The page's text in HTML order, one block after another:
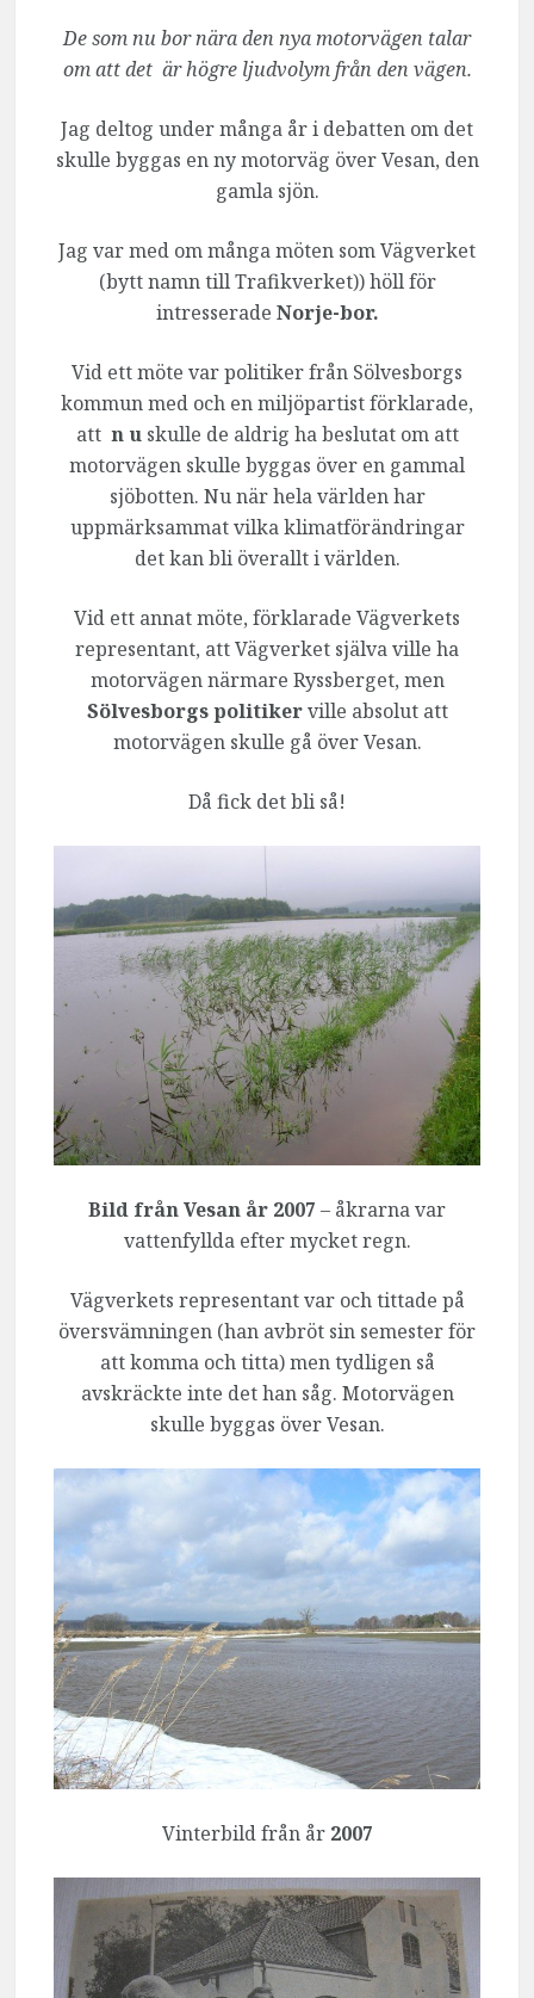
De som nu bor nära den nya motorvägen talar
om att det är högre ljudvolym från den vägen.
Jag deltog under många år i debatten om det
skulle byggas en ny motorväg över Vesan, den
gamla sjön.
Jag var med om många möten som Vägverket
(bytt namn till Trafikverket)) höll för
intresserade Norje-bor.
Vid ett möte var politiker från Sölvesborgs
kommun med och en miljöpartist förklarade,
att n uskulle de aldrig ha beslutat om att
motorvägen skulle byggas över en gammal
sjöbotten. Nu när hela världen har
uppmärksammat vilka klimatförändringar
det kan bli överallt i världen.
Vid ett annat möte, förklarade Vägverkets
representant, att Vägverket själva ville ha
motorvägen närmare Ryssberget, men
Sölvesborgs politikerville absolut att
motorvägen skulle gå över Vesan.
Då fick det bli så!
Bild från Vesan år 2007 – åkrarna var
vattenfyllda efter mycket regn.
Vägverkets representant var och tittade på
översvämningen (han avbröt sin semester för
att komma och titta) men tydligen så
avskräckte inte det han såg. Motorvägen
skulle byggas över Vesan.
Vinterbild från år 2007